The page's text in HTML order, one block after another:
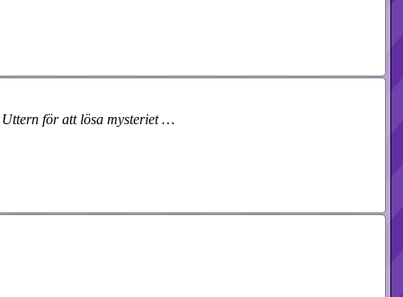
Uttern för att lösa mysteriet …